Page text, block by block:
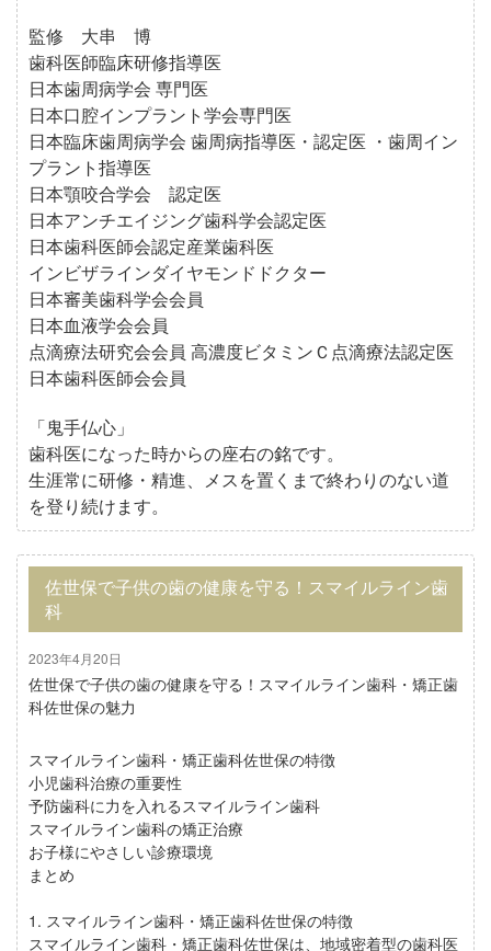
監修 大串 博
歯科医師臨床研修指導医
日本歯周病学会 専門医
日本口腔インプラント学会専門医
日本臨床歯周病学会 歯周病指導医・認定医 ・歯周イン
プラント指導医
日本顎咬合学会 認定医
日本アンチエイジング歯科学会認定医
日本歯科医師会認定産業歯科医
インビザラインダイヤモンドドクター
日本審美歯科学会会員
日本血液学会会員
点滴療法研究会会員 高濃度ビタミンＣ点滴療法認定医
日本歯科医師会会員
「鬼手仏心」
歯科医になった時からの座右の銘です。
生涯常に研修・精進、メスを置くまで終わりのない道
を登り続けます。
佐世保で子供の歯の健康を守る！スマイルライン歯
科
2023年4月20日
佐世保で子供の歯の健康を守る！スマイルライン歯科・矯正歯
科佐世保の魅力
スマイルライン歯科・矯正歯科佐世保の特徴
小児歯科治療の重要性
予防歯科に力を入れるスマイルライン歯科
スマイルライン歯科の矯正治療
お子様にやさしい診療環境
まとめ
1. スマイルライン歯科・矯正歯科佐世保の特徴
スマイルライン歯科・矯正歯科佐世保は、地域密着型の歯科医